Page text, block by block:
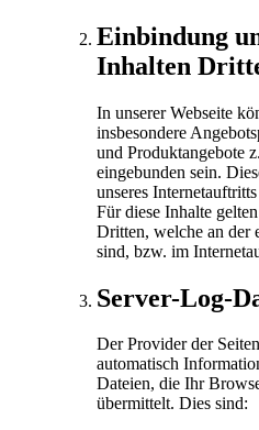
Einbindung
Inhalten
In unserer Webseite
insbesondere
und Produktangebote
eingebunden sein.
unseres
Für diese Inhalte
Dritten, welche an der
sind, bzw. im
Server-Log-
Der Provider der
automatisch
Dateien, die Ihr
übermittelt. Dies sind: